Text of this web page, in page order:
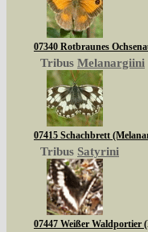
07340 Rotbraunes
Tribus Melanargiini
07415 Schachbrett
Tribus Satyrini
07447 Weißer Waldportier